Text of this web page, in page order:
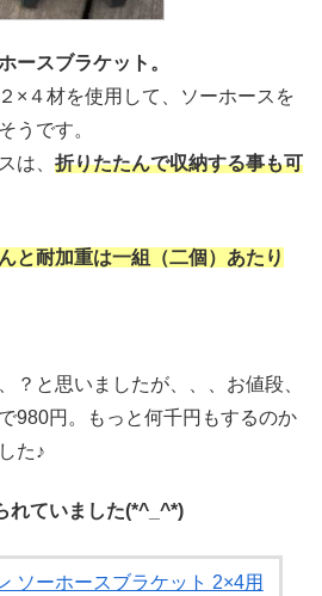
ースブラケット。
×４材を使用して、ソーホースを
うです。
は、 折りたたんで収納する事も可
と耐加重は一組（二個）あたり
？と思いましたが、、、お値段、
980円。もっと何千円もするのか
た♪
れていました(*^_^*)
ソーホースブラケット 2×4用